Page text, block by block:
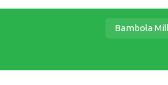
Bambola